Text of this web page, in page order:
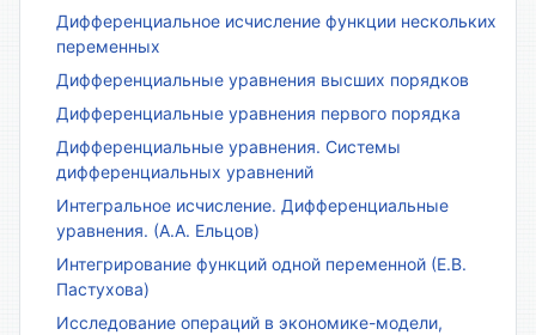
Дифференциальное исчисление функции нескольких
переменных
Дифференциальные уравнения высших порядков
Дифференциальные уравнения первого порядка
Дифференциальные уравнения. Системы
дифференциальных уравнений
Интегральное исчисление. Дифференциальные
уравнения. (А.А. Ельцов)
Интегрирование функций одной переменной (Е.В.
Пастухова)
Исследование операций в экономике-модели,